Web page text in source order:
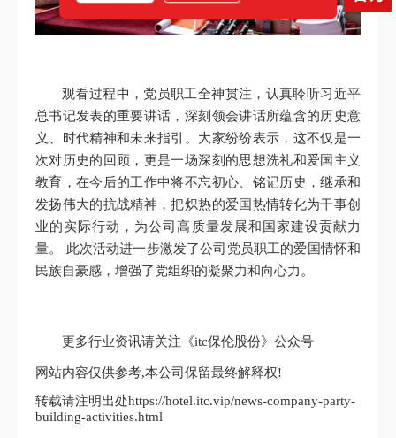
观看过程中，党员职工全神贯注，认真聆听习近平
总书记发表的重要讲话，深刻领会讲话所蕴含的历史意
义、时代精神和未来指引。大家纷纷表示，这不仅是一
次对历史的回顾，更是一场深刻的思想洗礼和爱国主义
教育，在今后的工作中将不忘初心、铭记历史，继承和
发扬伟大的抗战精神，把炽热的爱国热情转化为干事创
业的实际行动，为公司高质量发展和国家建设贡献力
量。 此次活动进一步激发了公司党员职工的爱国情怀和
民族自豪感，增强了党组织的凝聚力和向心力。
更多行业资讯请关注《itc保伦股份》公众号
网站内容仅供参考,本公司保留最终解释权!
转载请注明出处https://hotel.itc.vip/news-company-party-
building-activities.html